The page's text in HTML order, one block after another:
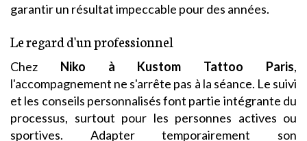
garantir un résultat impeccable pour des années.
Le regard d'un professionnel
Chez Niko à Kustom Tattoo Paris,
l'accompagnement ne s'arrête pas à la séance. Le suivi
et les conseils personnalisés font partie intégrante du
processus, surtout pour les personnes actives ou
sportives. Adapter temporairement son